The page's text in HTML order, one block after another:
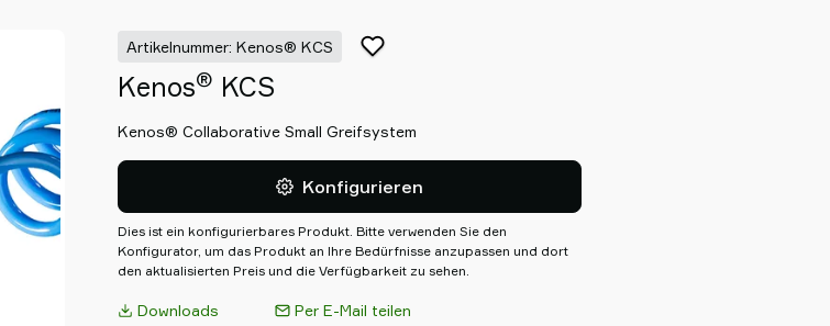
Artikelnummer: Kenos® KCS
Kenos® KCS
Kenos® Collaborative Small Greifsystem
Konfigurieren
Dies ist ein konfigurierbares Produkt. Bitte verwenden Sie den
Konfigurator, um das Produkt an Ihre Bedürfnisse anzupassen und dort
den aktualisierten Preis und die Verfügbarkeit zu sehen.
Downloads Per E-Mail teilen